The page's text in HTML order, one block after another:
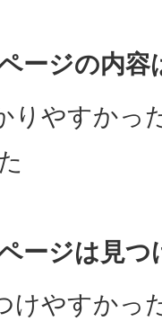
塾について
商品を買
商品を出
ージの内
りやすかっ
ージは見
けやすかっ